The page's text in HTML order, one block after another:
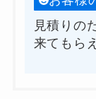
見積りの
来てもら